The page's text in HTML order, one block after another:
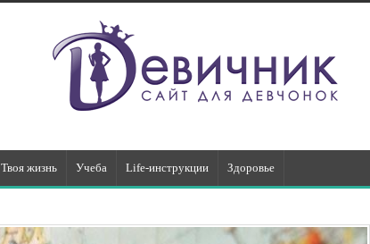
Твоя жизнь Учеба Life-инструкции Здоровье